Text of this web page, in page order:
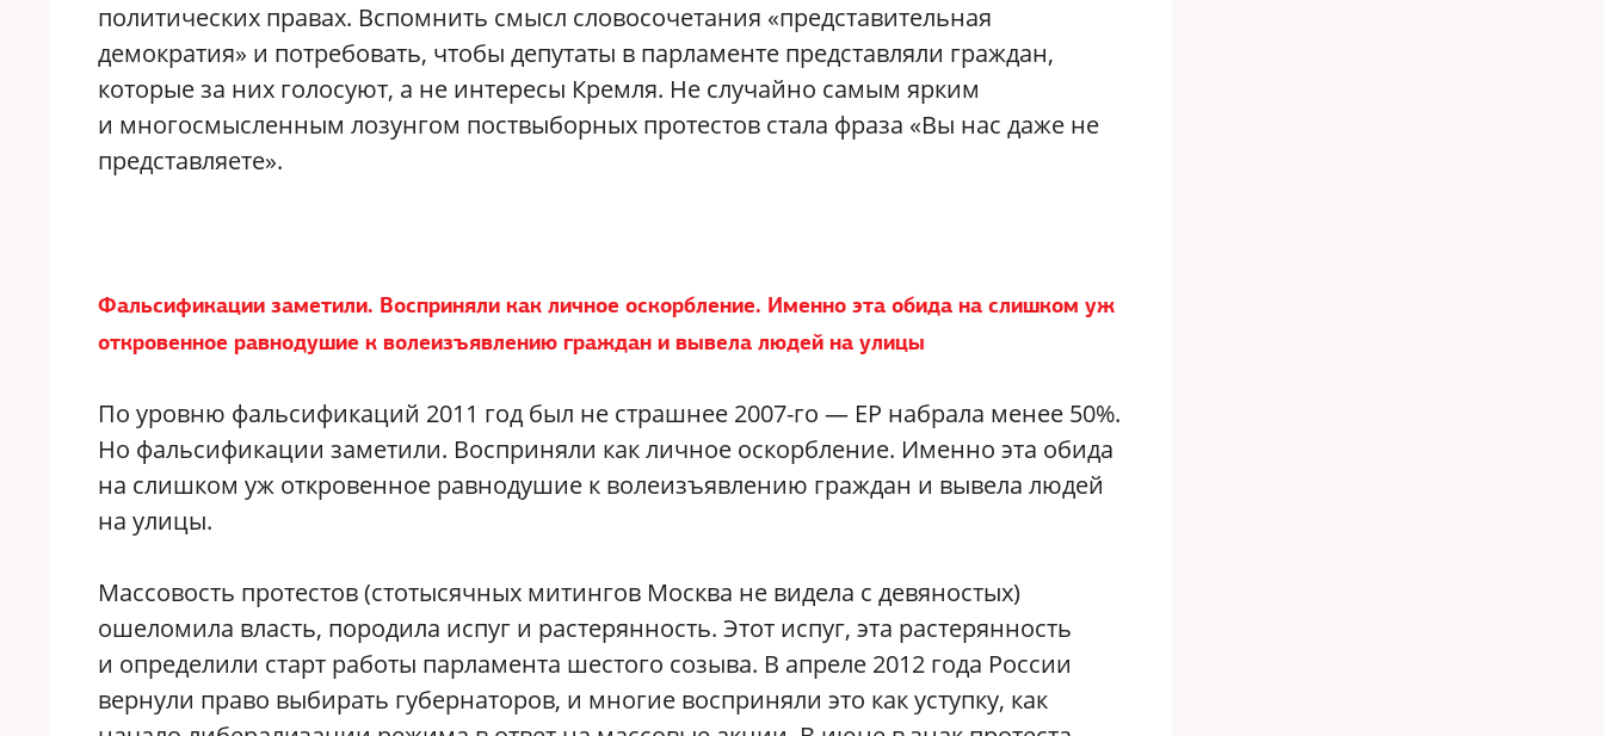
политических правах. Вспомнить смысл словосочетания «представительная
демократия» и потребовать, чтобы депутаты в парламенте представляли граждан,
которые за них голосуют, а не интересы Кремля. Не случайно самым ярким
и многосмысленным лозунгом поствыборных протестов стала фраза «Вы нас даже не
представляете».
Фальсификации заметили. Восприняли как личное оскорбление. Именно эта обида на слишком уж
откровенное равнодушие к волеизъявлению граждан и вывела людей на улицы
По уровню фальсификаций 2011 год был не страшнее 2007-го — ЕР набрала менее 50%.
Но фальсификации заметили. Восприняли как личное оскорбление. Именно эта обида
на слишком уж откровенное равнодушие к волеизъявлению граждан и вывела людей
на улицы.
Массовость протестов (стотысячных митингов Москва не видела с девяностых)
ошеломила власть, породила испуг и растерянность. Этот испуг, эта растерянность
и определили старт работы парламента шестого созыва. В апреле 2012 года России
вернули право выбирать губернаторов, и многие восприняли это как уступку, как